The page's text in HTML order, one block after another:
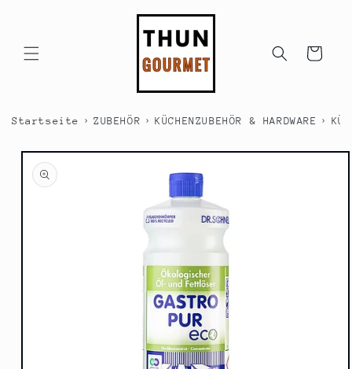
Warenkorb
Startseite › ZUBEHÖR › KÜCHENZUBEHÖR & HARDWARE ›